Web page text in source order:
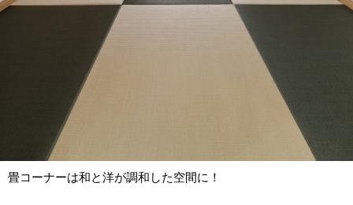
畳コーナーは和と洋が調和した空間に！